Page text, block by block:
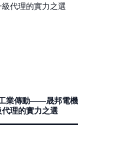
業傳動——晟邦電機
理的實力之選